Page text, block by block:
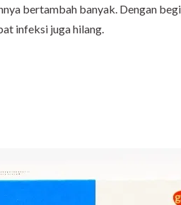
bertambah banyak. Dengan
infeksi juga hilang.